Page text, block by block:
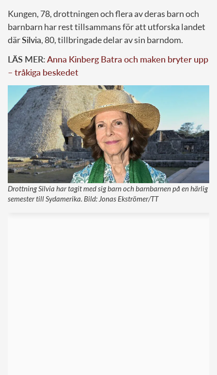
Kungen, 78, drottningen och flera av deras barn och
barnbarn har rest tillsammans för att utforska landet
därSilvia, 80, tillbringade delar av sin barndom.
LÄS MER:Anna Kinberg Batra och maken bryter upp
– tråkiga beskedet
Drottning Silvia har tagit med sig barn och barnbarnen på en härlig
semester till Sydamerika. Bild: Jonas Ekströmer/TT